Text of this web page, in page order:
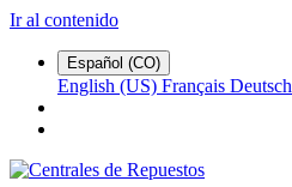
Ir al contenido
Español (CO)
English (US) Français Deutsch